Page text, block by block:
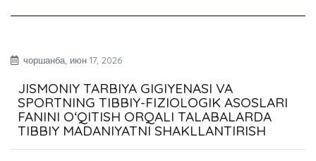
чоршанба, июн 17, 2026
JISMONIY TARBIYA GIGIYENASI VA
SPORTNING TIBBIY-FIZIOLOGIK ASOSLARI
FANINI O‘QITISH ORQALI TALABALARDA
TIBBIY MADANIYATNI SHAKLLANTIRISH